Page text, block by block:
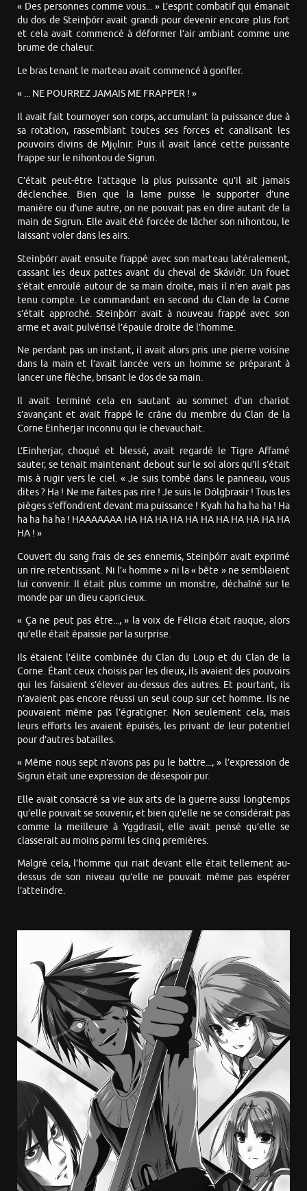
« Des personnes comme vous... » L’esprit combatif qui émanait
du dos de Steinþórr avait grandi pour devenir encore plus fort
et cela avait commencé à déformer l’air ambiant comme une
brume de chaleur.
Le bras tenant le marteau avait commencé à gonfler.
« ... NE POURREZ JAMAIS ME FRAPPER ! »
Il avait fait tournoyer son corps, accumulant la puissance due à
sa rotation, rassemblant toutes ses forces et canalisant les
pouvoirs divins de Mjǫlnir. Puis il avait lancé cette puissante
frappe sur le nihontou de Sigrun.
C’était peut-être l’attaque la plus puissante qu’il ait jamais
déclenchée. Bien que la lame puisse le supporter d’une
manière ou d’une autre, on ne pouvait pas en dire autant de la
main de Sigrun. Elle avait été forcée de lâcher son nihontou, le
laissant voler dans les airs.
Steinþórr avait ensuite frappé avec son marteau latéralement,
cassant les deux pattes avant du cheval de Skáviðr. Un fouet
s’était enroulé autour de sa main droite, mais il n’en avait pas
tenu compte. Le commandant en second du Clan de la Corne
s’était approché. Steinþórr avait à nouveau frappé avec son
arme et avait pulvérisé l’épaule droite de l’homme.
Ne perdant pas un instant, il avait alors pris une pierre voisine
dans la main et l’avait lancée vers un homme se préparant à
lancer une flèche, brisant le dos de sa main.
Il avait terminé cela en sautant au sommet d’un chariot
s’avançant et avait frappé le crâne du membre du Clan de la
Corne Einherjar inconnu qui le chevauchait.
L’Einherjar, choqué et blessé, avait regardé le Tigre Affamé
sauter, se tenait maintenant debout sur le sol alors qu’il s’était
mis à rugir vers le ciel. « Je suis tombé dans le panneau, vous
dites ? Ha ! Ne me faites pas rire ! Je suis le Dólgþrasir ! Tous les
pièges s’effondrent devant ma puissance ! Kyah ha ha ha ha ! Ha
ha ha ha ha ! HAAAAAAA HA HA HA HA HA HA HA HA HA HA HA
HA ! »
Couvert du sang frais de ses ennemis, Steinþórr avait exprimé
un rire retentissant. Ni l’« homme » ni la « bête » ne semblaient
lui convenir. Il était plus comme un monstre, déchaîné sur le
monde par un dieu capricieux.
« Ça ne peut pas être..., » la voix de Félicia était rauque, alors
qu’elle était épaissie par la surprise.
Ils étaient l’élite combinée du Clan du Loup et du Clan de la
Corne. Étant ceux choisis par les dieux, ils avaient des pouvoirs
qui les faisaient s’élever au-dessus des autres. Et pourtant, ils
n’avaient pas encore réussi un seul coup sur cet homme. Ils ne
pouvaient même pas l’égratigner. Non seulement cela, mais
leurs efforts les avaient épuisés, les privant de leur potentiel
pour d’autres batailles.
« Même nous sept n’avons pas pu le battre..., » l’expression de
Sigrun était une expression de désespoir pur.
Elle avait consacré sa vie aux arts de la guerre aussi longtemps
qu’elle pouvait se souvenir, et bien qu’elle ne se considérait pas
comme la meilleure à Yggdrasil, elle avait pensé qu’elle se
classerait au moins parmi les cinq premières.
Malgré cela, l’homme qui riait devant elle était tellement au-
dessus de son niveau qu’elle ne pouvait même pas espérer
l’atteindre.